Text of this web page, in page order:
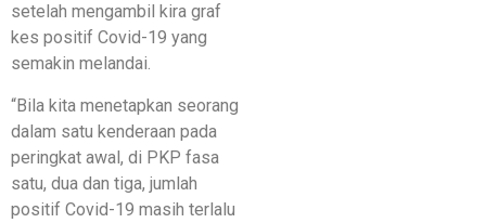
setelah mengambil kira graf
kes positif Covid-19 yang
semakin melandai.
“Bila kita menetapkan seorang
dalam satu kenderaan pada
peringkat awal, di PKP fasa
satu, dua dan tiga, jumlah
positif Covid-19 masih terlalu